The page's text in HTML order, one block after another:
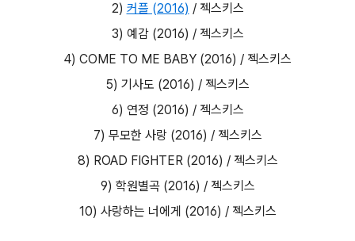
2) 커플 (2016) / 젝스키스
3) 예감 (2016) / 젝스키스
4) COME TO ME BABY (2016) / 젝스키스
5) 기사도 (2016) / 젝스키스
6) 연정 (2016) / 젝스키스
7) 무모한 사랑 (2016) / 젝스키스
8) ROAD FIGHTER (2016) / 젝스키스
9) 학원별곡 (2016) / 젝스키스
10) 사랑하는 너에게 (2016) / 젝스키스